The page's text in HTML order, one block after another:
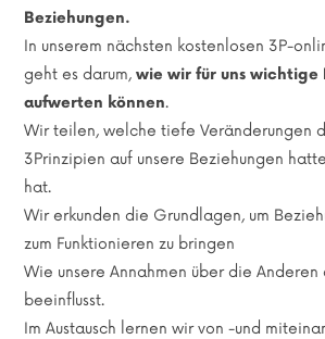
Beziehungen.
In unserem nächsten kostenlosen 3P-
geht es darum, wie wir für uns wichtige
aufwerten können.
Wir teilen, welche tiefe Veränderungen
3Prinzipien auf unsere Beziehungen
hat.
Wir erkunden die Grundlagen, um
zum Funktionieren zu bringen
Wie unsere Annahmen über die Anderen
beeinflusst.
Im Austausch lernen wir von -und